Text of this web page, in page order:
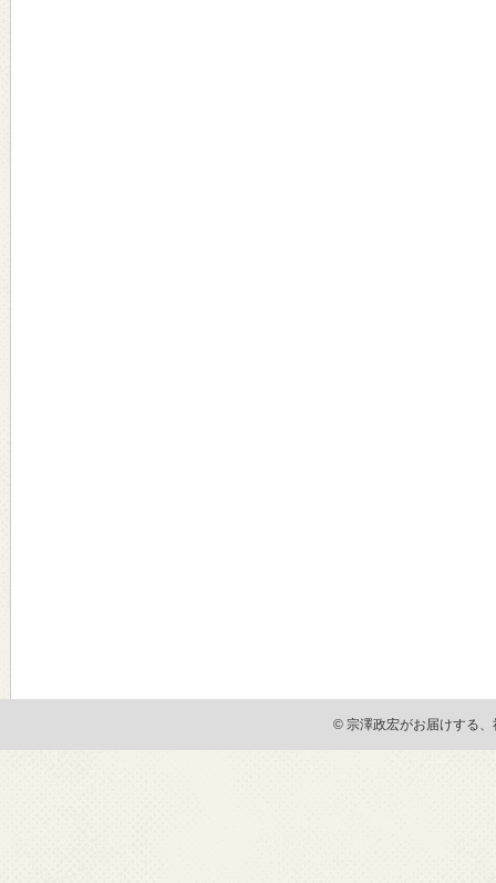
© 宗澤政宏がお届けする